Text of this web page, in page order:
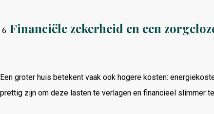
Financiële zekerheid en een
Een groter huis betekent vaak ook hogere kosten:
prettig zijn om deze lasten te verlagen en financieel slimmer